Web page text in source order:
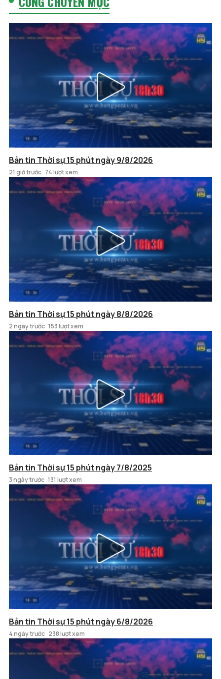
Bản tin Thời sự 15 phút ngày 9/8/2026
21 giờ trước 74 lượt xem
Bản tin Thời sự 15 phút ngày 8/8/2026
2 ngày trước 153 lượt xem
Bản tin Thời sự 15 phút ngày 7/8/2025
3 ngày trước 131 lượt xem
Bản tin Thời sự 15 phút ngày 6/8/2026
4 ngày trước 238 lượt xem